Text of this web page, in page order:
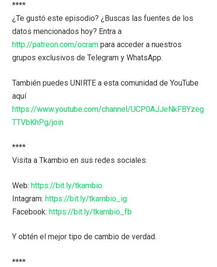
****
¿Te gustó este episodio? ¿Buscas las fuentes de los
datos mencionados hoy? Entra a
http://patreon.com/ocram para acceder a nuestros
grupos exclusivos de Telegram y WhatsApp.
También puedes UNIRTE a esta comunidad de YouTube
aquí
https://www.youtube.com/channel/UCP0AJJeNkFBYzeg
TTVbKhPg/join
****
Visita a Tkambio en sus redes sociales:
Web: https://bit.ly/tkambio
Intagram: https://bit.ly/tkambio_ig
Facebook: https://bit.ly/tkambio_fb
Y obtén el mejor tipo de cambio de verdad.
****